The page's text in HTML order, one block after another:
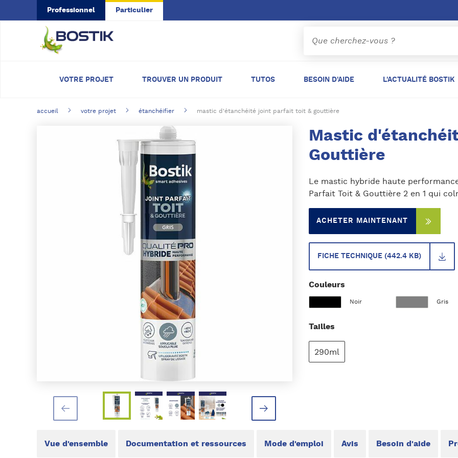
Skip to main content
Professionnel Particulier
VOTRE PROJET TROUVER UN PRODUIT TUTOS BESOIN D'AIDE L'ACTUALITÉ BOSTIK
accueil votre projet étanchéifier mastic d'étanchéité joint parfait toit & gouttière
Mastic
Gouttière
Le mastic hybride haute
Parfait Toit & Gouttière 2 en 1 qui
ACHETER MAINTENANT
FICHE TECHNIQUE (442.4 KB)
Couleurs
Noir Gris
Tailles
290ml
Vue d'ensemble Documentation et ressources Mode d'emploi Avis Besoin d'aide